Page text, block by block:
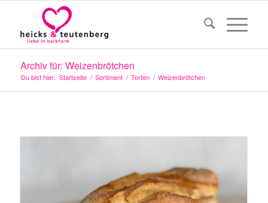
Archiv für: Weizenbrötchen
Du bist hier: Startseite / Sortiment / Torten / Weizenbrötchen